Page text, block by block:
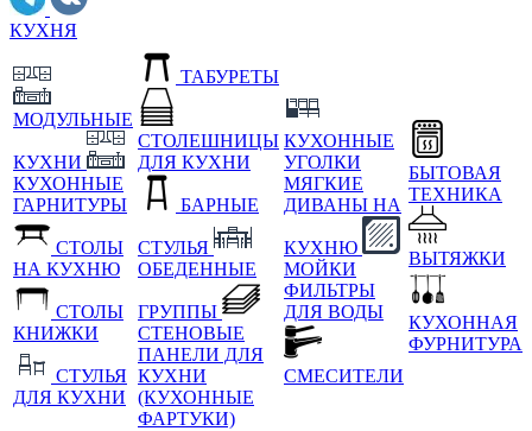
КУХНЯ
МОДУЛЬНЫЕ
КУХНИ
КУХОННЫЕ
ГАРНИТУРЫ
СТОЛЫ
НА КУХНЮ
СТОЛЫ
КНИЖКИ
СТУЛЬЯ
ДЛЯ КУХНИ
ТАБУРЕТЫ
СТОЛЕШНИЦЫ
ДЛЯ КУХНИ
БАРНЫЕ
СТУЛЬЯ
ОБЕДЕННЫЕ
ГРУППЫ
СТЕНОВЫЕ
ПАНЕЛИ ДЛЯ
КУХНИ
(КУХОННЫЕ
ФАРТУКИ)
КУХОННЫЕ
УГОЛКИ
МЯГКИЕ
ДИВАНЫ НА
КУХНЮ
МОЙКИ
ФИЛЬТРЫ
ДЛЯ ВОДЫ
СМЕСИТЕЛИ
БЫТОВАЯ
ТЕХНИКА
ВЫТЯЖКИ
КУХОННАЯ
ФУРНИТУРА